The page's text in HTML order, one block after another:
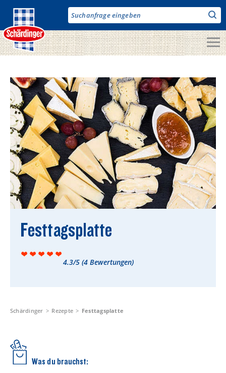
zum
Inhalt
Milch & Co.
Käse
Butter
Fruchtjoghurt & Drinks
Desserts
Bergbauern Produkte
Vegane Produkte
Rezepte
Schärdinger Käseakademie
Festtagsplatte
4.3/5 (4 Bewertungen)
Schärdinger Rezepte Festtagsplatte
Was du brauchst: